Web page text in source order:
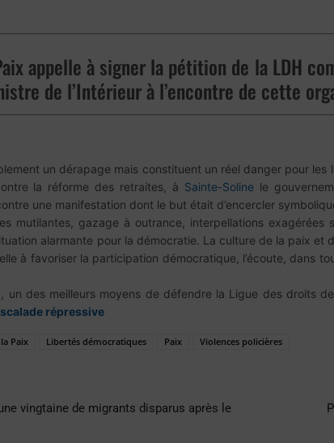
appelle à signer la pétition de la LDH
de l’Intérieur à l’encontre de cette
un dérapage mais constituent un réel danger pour
la réforme des retraites, à Sainte-Solinele
une manifestation dont le but était d’encercler
mutilantes, gazage à outrance, interpellations
alarmante pour la démocratie. La culture de la paix
à favoriser la participation démocratique, l’écoute, dans
un des meilleurs moyens de défendre la Ligue des droits
répressive
Paix Libertés démocratiques Paix Violences policières
vingtaine de migrants disparus après le